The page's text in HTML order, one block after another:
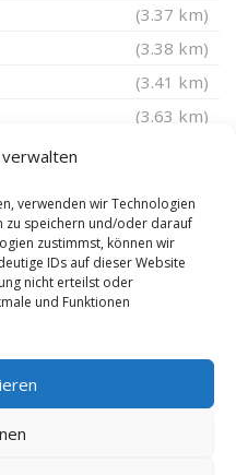
verwenden wir Technologien
zu speichern und/oder darauf
zustimmst, können wir
IDs auf dieser Website
nicht erteilst oder
und Funktionen
(3.37 km)
(3.38 km)
(3.41 km)
(3.63 km)
(4.07 km)
(4.09 km)